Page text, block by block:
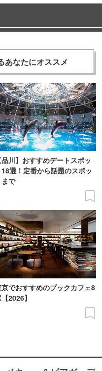
あなたにオススメ
品川】おすすめデートスポッ
18選！定番から話題のスポッ
まで
でおすすめのブックカフェ8
2026】